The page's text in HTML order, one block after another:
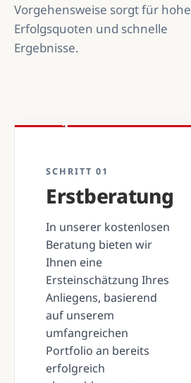
Vorgehensweise sorgt für hohe
Erfolgsquoten und schnelle
Ergebnisse.
1
SCHRITT 01
Erstberatung
In unserer kostenlosen
Beratung bieten wir
Ihnen eine
Ersteinschätzung Ihres
Anliegens, basierend
auf unserem
umfangreichen
Portfolio an bereits
erfolgreich